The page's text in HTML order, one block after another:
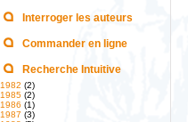
Interroger les auteurs
Commander en ligne
Recherche Intuitive
1982 (2)
1985 (2)
1986 (1)
1987 (3)